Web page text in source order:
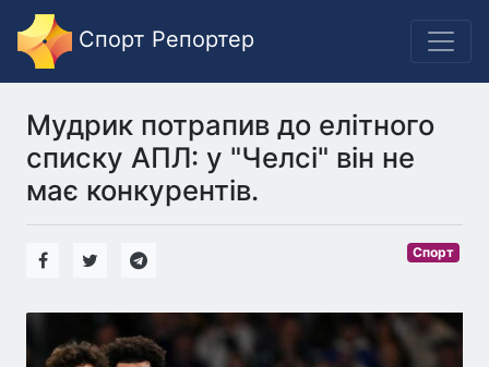
Спорт Репортер
Мудрик потрапив до елітного
списку АПЛ: у "Челсі" він не
має конкурентів.
Спорт